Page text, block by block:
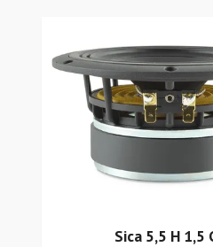
Sica 5,5 H 1,5